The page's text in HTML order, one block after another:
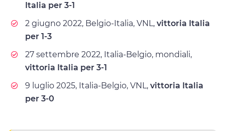
Italia per 3-1
2 giugno 2022, Belgio-Italia, VNL, vittoria Italia
per 1-3
27 settembre 2022, Italia-Belgio, mondiali,
vittoria Italia per 3-1
9 luglio 2025, Italia-Belgio, VNL, vittoria Italia
per 3-0